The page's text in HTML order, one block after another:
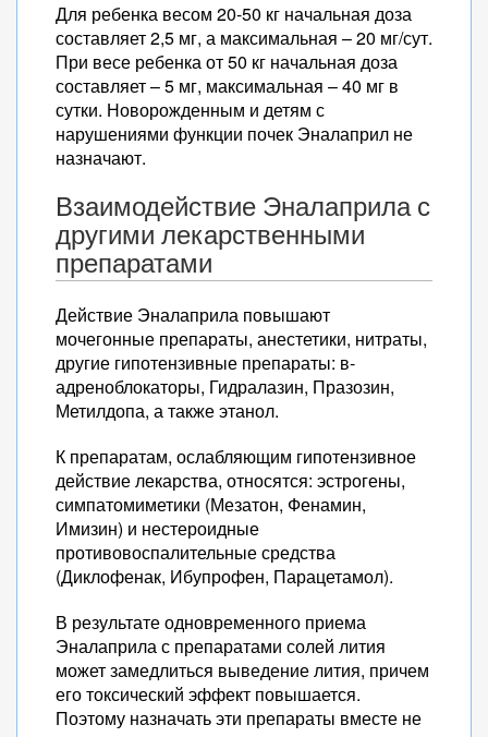
Для ребенка весом 20-50 кг начальная доза
составляет 2,5 мг, а максимальная – 20 мг/сут.
При весе ребенка от 50 кг начальная доза
составляет – 5 мг, максимальная – 40 мг в
сутки. Новорожденным и детям с
нарушениями функции почек Эналаприл не
назначают.
Взаимодействие Эналаприла с
другими лекарственными
препаратами
Действие Эналаприла повышают
мочегонные препараты, анестетики, нитраты,
другие гипотензивные препараты: в-
адреноблокаторы, Гидралазин, Празозин,
Метилдопа, а также этанол.
К препаратам, ослабляющим гипотензивное
действие лекарства, относятся: эстрогены,
симпатомиметики (Мезатон, Фенамин,
Имизин) и нестероидные
противовоспалительные средства
(Диклофенак, Ибупрофен, Парацетамол).
В результате одновременного приема
Эналаприла с препаратами солей лития
может замедлиться выведение лития, причем
его токсический эффект повышается.
Поэтому назначать эти препараты вместе не